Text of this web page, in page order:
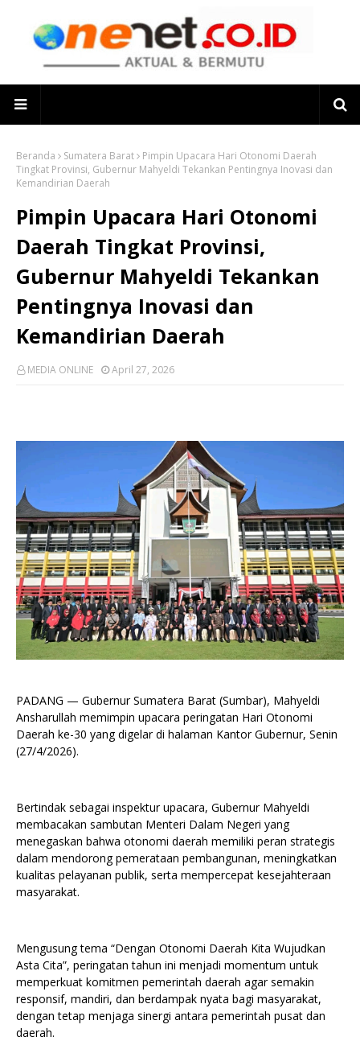
Beranda Sumatera Barat
Pimpin Upacara Hari Otonomi Daerah
Tingkat Provinsi, Gubernur Mahyeldi Tekankan Pentingnya Inovasi dan
Kemandirian Daerah
Pimpin Upacara Hari Otonomi
Daerah Tingkat Provinsi,
Gubernur Mahyeldi Tekankan
Pentingnya Inovasi dan
Kemandirian Daerah
MEDIA ONLINE April 27, 2026
PADANG — Gubernur Sumatera Barat (Sumbar), Mahyeldi
Ansharullah memimpin upacara peringatan Hari Otonomi
Daerah ke-30 yang digelar di halaman Kantor Gubernur, Senin
(27/4/2026).
Bertindak sebagai inspektur upacara, Gubernur Mahyeldi
membacakan sambutan Menteri Dalam Negeri yang
menegaskan bahwa otonomi daerah memiliki peran strategis
dalam mendorong pemerataan pembangunan, meningkatkan
kualitas pelayanan publik, serta mempercepat kesejahteraan
masyarakat.
Mengusung tema “Dengan Otonomi Daerah Kita Wujudkan
Asta Cita”, peringatan tahun ini menjadi momentum untuk
memperkuat komitmen pemerintah daerah agar semakin
responsif, mandiri, dan berdampak nyata bagi masyarakat,
dengan tetap menjaga sinergi antara pemerintah pusat dan
daerah.